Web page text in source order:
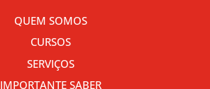
QUEM SOMOS
CURSOS
SERVIÇOS
IMPORTANTE SABER